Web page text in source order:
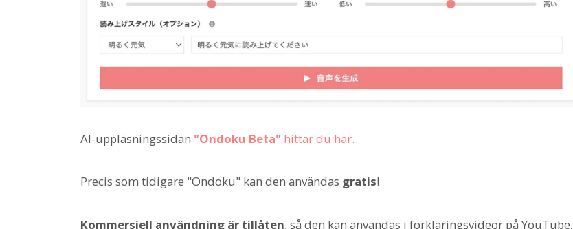
AI-uppläsningssidan "Ondoku Beta" hittar du här.
Precis som tidigare "Ondoku" kan den användas gratis!
Kommersiell användning är tillåten, så den kan användas i förklaringsvideor på YouTube,